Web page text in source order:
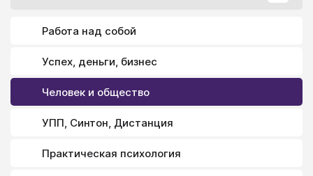
Работа над собой
Успех, деньги, бизнес
Человек и общество
УПП, Синтон, Дистанция
Практическая психология